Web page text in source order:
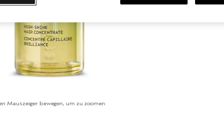
Mauszeiger bewegen, um zu zoomen